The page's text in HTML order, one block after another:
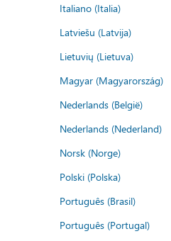
Italiano (Italia)
Latviešu (Latvija)
Lietuvių (Lietuva)
Magyar (Magyarország)
Nederlands (België)
Nederlands (Nederland)
Norsk (Norge)
Polski (Polska)
Português (Brasil)
Português (Portugal)